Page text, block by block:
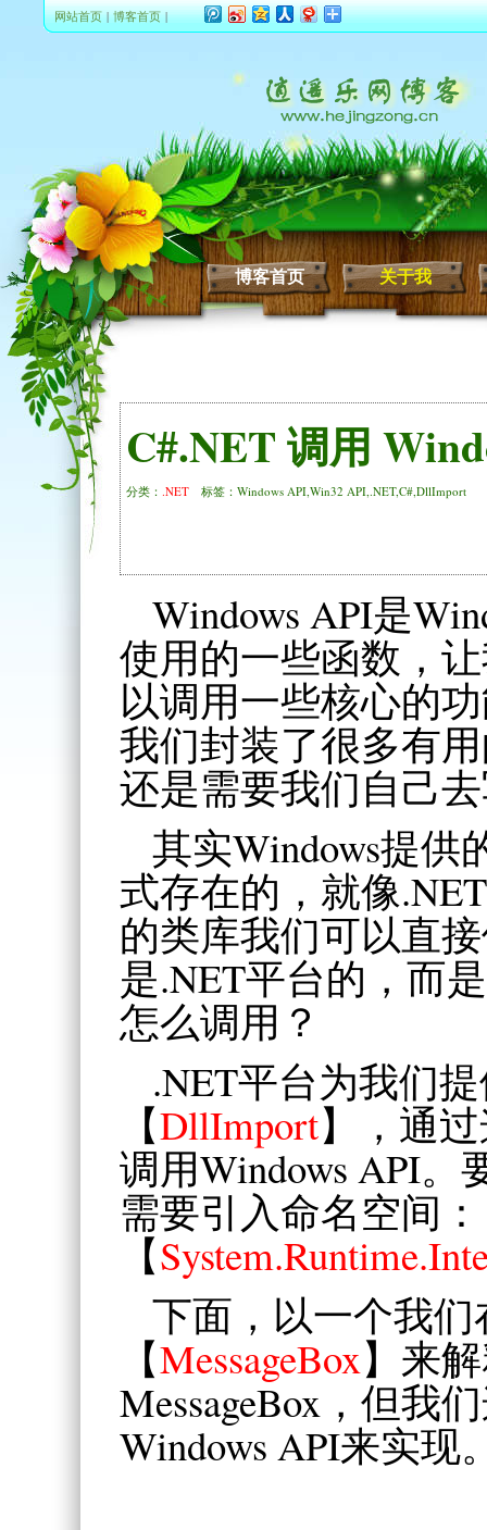
网站首页|博客首页|
博客首页 关于我
C#.NET 调用
分类： .NET 标签：Windows API,Win32 API,.NET,C#,DllImport
Windows API是
使用的一些函数，
以调用一些核心的
我们封装了很多有
还是需要我们自己
其实Windows提
式存在的，就像
的类库我们可以直
是.NET平台的，而
怎么调用？
.NET平台为我们
【DllImport】，通
调用Windows API
需要引入命名空间：
【
下面，以一个我
【MessageBox】来
MessageBox，但我
Windows API来实现